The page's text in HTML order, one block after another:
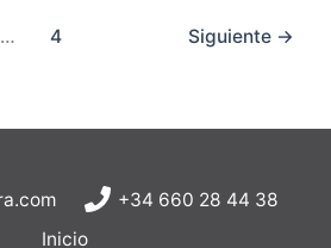
… 4 Siguiente →
+34 660 28 44 38
Inicio